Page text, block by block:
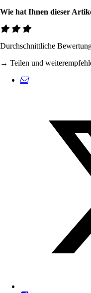
Wie hat Ihnen dieser
Durchschnittliche
→ Teilen und